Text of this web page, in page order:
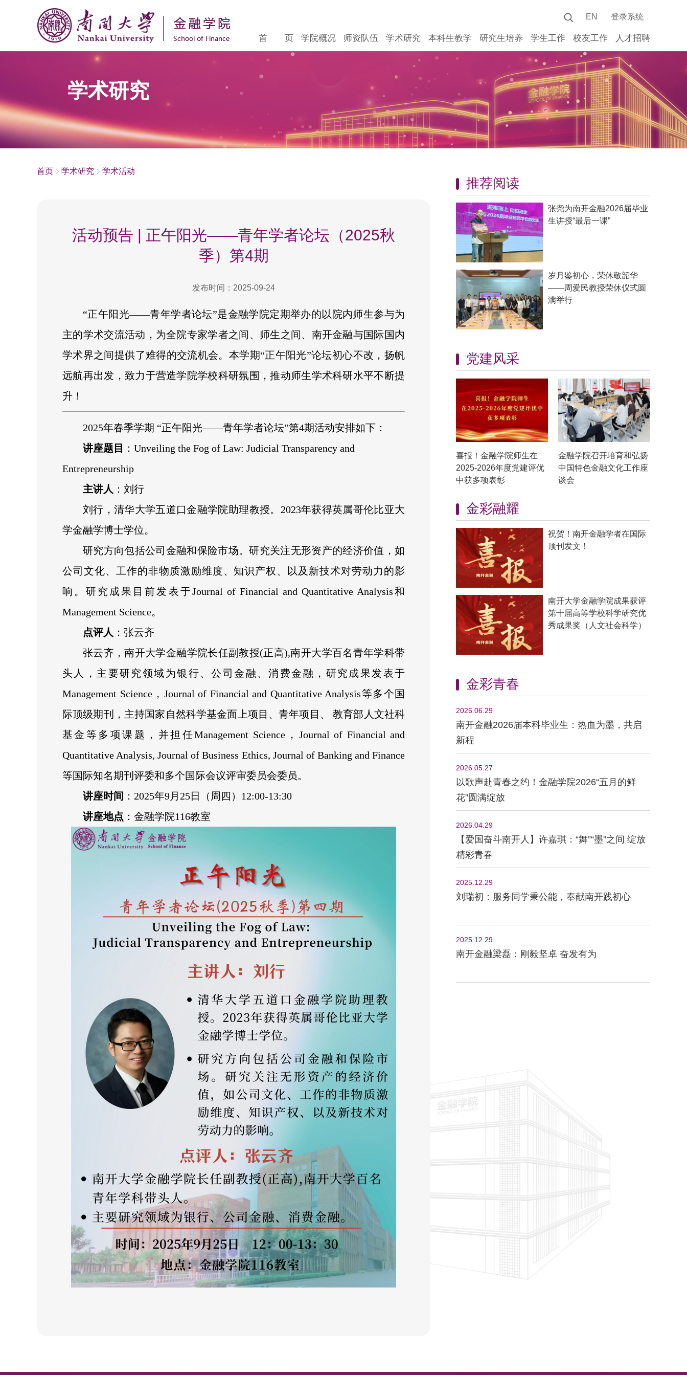
EN 登录系统
首 页 学院概况 师资队伍 学术研究 本科生教学 研究生培养 学生工作 校友工作 人才招聘
学术研究
推荐阅读
张尧为南开金融2026届毕业
生讲授“最后一课”
岁月鉴初心，荣休敬韶华
——周爱民教授荣休仪式圆
满举行
党建风采
喜报！金融学院师生在
2025-2026年度党建评优
中获多项表彰
金融学院召开培育和弘扬
中国特色金融文化工作座
谈会
金彩融耀
祝贺！南开金融学者在国际
顶刊发文！
南开大学金融学院成果获评
第十届高等学校科学研究优
秀成果奖（人文社会科学）
金彩青春
2026.06.29
南开金融2026届本科毕业生：热血为墨，共启
新程
2026.05.27
以歌声赴青春之约！金融学院2026“五月的鲜
花”圆满绽放
2026.04.29
【爱国奋斗南开人】许嘉琪：“舞”“墨”之间 绽放
精彩青春
2025.12.29
刘瑞初：服务同学秉公能，奉献南开践初心
2025.12.29
南开金融梁磊：刚毅坚卓 奋发有为
首页 学术研究 学术活动
活动预告 | 正午阳光——青年学者论坛（2025秋
季）第4期
发布时间：2025-09-24
“正午阳光——青年学者论坛”是金融学院定期举办的以院内师生参与为
主的学术交流活动，为全院专家学者之间、师生之间、南开金融与国际国内
学术界之间提供了难得的交流机会。本学期“正午阳光”论坛初心不改，扬帆
远航再出发，致力于营造学院学校科研氛围，推动师生学术科研水平不断提
升！
2025年春季学期 “正午阳光——青年学者论坛”第4期活动安排如下：
讲座题目 ：Unveiling the Fog of Law: Judicial Transparency and
Entrepreneurship
主讲人 ：刘行
刘行，清华大学五道口金融学院助理教授。2023年获得英属哥伦比亚大
学金融学博士学位。
研究方向包括公司金融和保险市场。研究关注无形资产的经济价值，如
公司文化、工作的非物质激励维度、知识产权、以及新技术对劳动力的影
响。研究成果目前发表于Journal of Financial and Quantitative Analysis和
Management Science。
点评人 ：张云齐
张云齐，南开大学金融学院长任副教授(正高),南开大学百名青年学科带
头人，主要研究领域为银行、公司金融、消费金融，研究成果发表于
Management Science，Journal of Financial and Quantitative Analysis等多个国
际顶级期刊，主持国家自然科学基金面上项目、青年项目、 教育部人文社科
基金等多项课题，并担任Management Science，Journal of Financial and
Quantitative Analysis, Journal of Business Ethics, Journal of Banking and Finance
等国际知名期刊评委和多个国际会议评审委员会委员。
讲座时间 ：2025年9月25日（周四）12:00-13:30
讲座地点 ：金融学院116教室